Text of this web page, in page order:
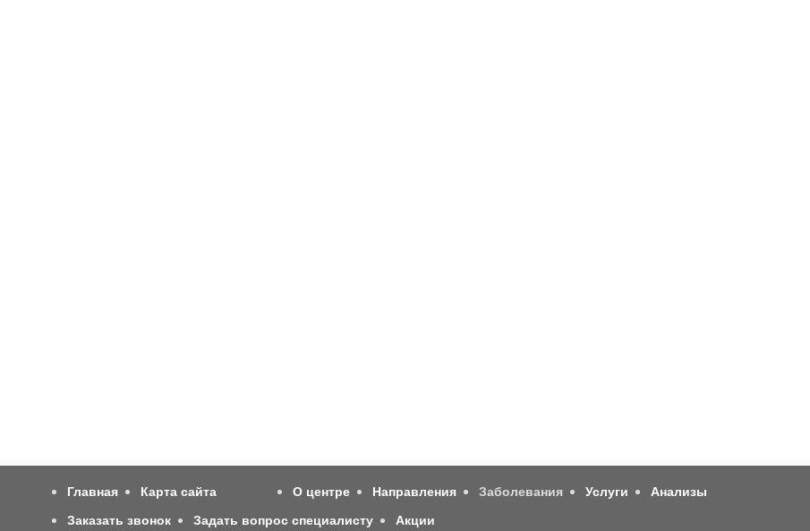
Главная Карта сайта О центре Направления Заболевания Услуги
Анализы
Заказать звонок
Задать вопрос специалисту Акции